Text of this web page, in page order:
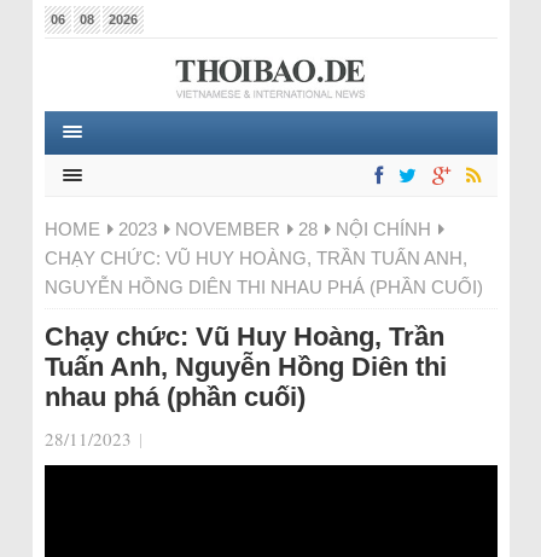
06 08 2026
HOME 2023 NOVEMBER 28
NỘI CHÍNH
CHẠY CHỨC: VŨ HUY HOÀNG, TRẦN TUẤN ANH,
NGUYỄN HỒNG DIÊN THI NHAU PHÁ (PHẦN CUỐI)
Chạy chức: Vũ Huy Hoàng, Trần
Tuấn Anh, Nguyễn Hồng Diên thi
nhau phá (phần cuối)
28/11/2023 |